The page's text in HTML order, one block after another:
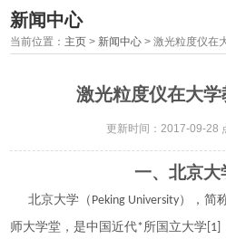
新闻中心
当前位置： 主页 > 新闻中心 > 激光粒度仪在
激光粒度仪在大学
更新时间：2017-09-28
一、北京大
北京大学（Peking University），
师大学堂 ，是中国近代*所国立大学